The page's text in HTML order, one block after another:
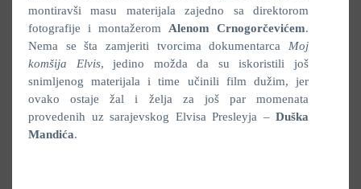
montiravši masu materijala zajedno sa direktorom
fotografije i montažerom Alenom Crnogorčevićem.
Nema se šta zamjeriti tvorcima dokumentarca Moj
komšija Elvis, jedino možda da su iskoristili još
snimljenog materijala i time učinili film dužim, jer
ovako ostaje žal i želja za još par momenata
provedenih uz sarajevskog Elvisa Presleyja – Duška
Mandića.